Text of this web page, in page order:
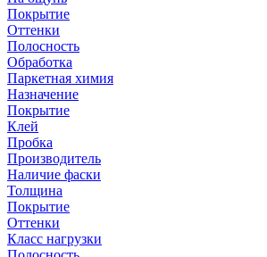
Покрытие
Оттенки
Полосность
Обработка
Паркетная химия
Назначение
Покрытие
Клей
Пробка
Производитель
Наличие фаски
Толщина
Покрытие
Оттенки
Класс нагрузки